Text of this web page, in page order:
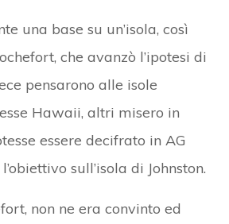
una base su un’isola, così
che avanzò l’ipotesi di
pensarono alle isole
Hawaii, altri misero in
essere decifrato in AG
sull’isola di Johnston.
non ne era convinto ed